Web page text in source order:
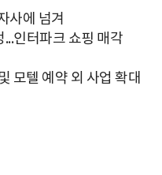
사에 넘겨
인터파크 쇼핑 매각
모텔 예약 외 사업 확대